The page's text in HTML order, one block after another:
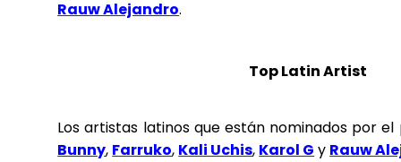
Rauw Alejandro.
Top Latin Artist
Los artistas latinos que están nominados por
Bunny, Farruko, Kali Uchis, Karol G y Rauw